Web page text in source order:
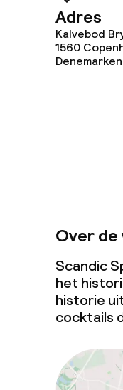
Adres
Kalvebod
1560
Denemarken
Over de
Scandic
het
historie
cocktails